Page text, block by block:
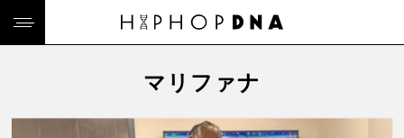
マリファナ